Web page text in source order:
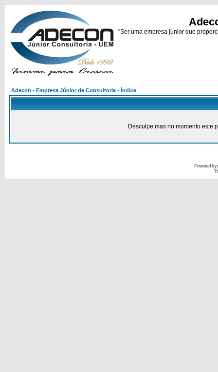
"Ser uma empresa júnior que
Adecon - Empresa Júnior de Consultoria - Índice
Desculpe mas no momento este
Powered by